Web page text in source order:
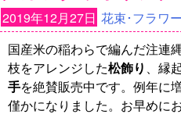
2019年12月27日 花束･フラワ
国産米の稲わらで編んだ注連
枝をアレンジした松飾り 、縁
手を絶賛販売中です。例年に
僅かになりました。お早めに